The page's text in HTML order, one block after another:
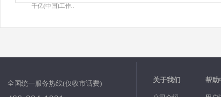
千亿(中国)工作..
全国统一服务热线(仅收市话费) 关于我们 帮助